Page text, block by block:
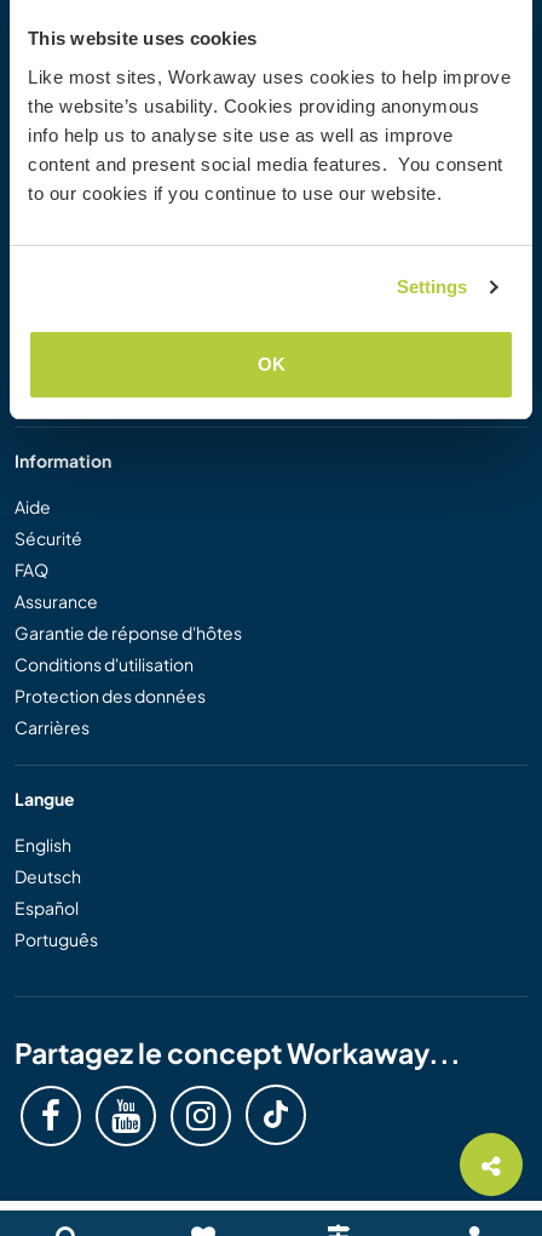
This website uses cookies
Like most sites, Workaway uses cookies to help improve
the website’s usability. Cookies providing anonymous
info help us to analyse site use as well as improve
content and present social media features. You consent
to our cookies if you continue to use our website.
Settings
OK
Réductions et partenaires
Workaway Blog
Galerie de photos Workaway
Information
Aide
Sécurité
FAQ
Assurance
Garantie de réponse d'hôtes
Conditions d'utilisation
Protection des données
Carrières
Langue
English
Deutsch
Español
Português
Partagez le concept Workaway...